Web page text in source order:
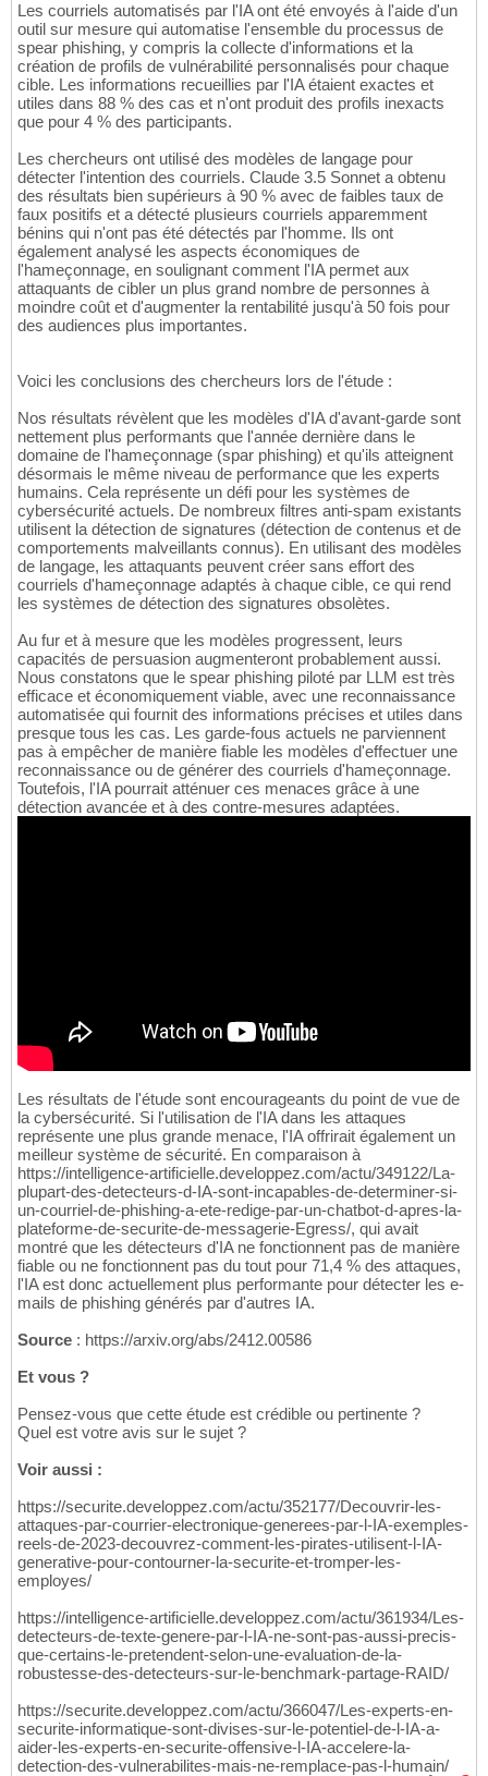
Les courriels automatisés par l'IA ont été envoyés à l'aide d'un
outil sur mesure qui automatise l'ensemble du processus de
spear phishing, y compris la collecte d'informations et la
création de profils de vulnérabilité personnalisés pour chaque
cible. Les informations recueillies par l'IA étaient exactes et
utiles dans 88 % des cas et n'ont produit des profils inexacts
que pour 4 % des participants.
Les chercheurs ont utilisé des modèles de langage pour
détecter l'intention des courriels. Claude 3.5 Sonnet a obtenu
des résultats bien supérieurs à 90 % avec de faibles taux de
faux positifs et a détecté plusieurs courriels apparemment
bénins qui n'ont pas été détectés par l'homme. Ils ont
également analysé les aspects économiques de
l'hameçonnage, en soulignant comment l'IA permet aux
attaquants de cibler un plus grand nombre de personnes à
moindre coût et d'augmenter la rentabilité jusqu'à 50 fois pour
des audiences plus importantes.
Voici les conclusions des chercheurs lors de l'étude :
Nos résultats révèlent que les modèles d'IA d'avant-garde sont
nettement plus performants que l'année dernière dans le
domaine de l'hameçonnage (spar phishing) et qu'ils atteignent
désormais le même niveau de performance que les experts
humains. Cela représente un défi pour les systèmes de
cybersécurité actuels. De nombreux filtres anti-spam existants
utilisent la détection de signatures (détection de contenus et de
comportements malveillants connus). En utilisant des modèles
de langage, les attaquants peuvent créer sans effort des
courriels d'hameçonnage adaptés à chaque cible, ce qui rend
les systèmes de détection des signatures obsolètes.
Au fur et à mesure que les modèles progressent, leurs
capacités de persuasion augmenteront probablement aussi.
Nous constatons que le spear phishing piloté par LLM est très
efficace et économiquement viable, avec une reconnaissance
automatisée qui fournit des informations précises et utiles dans
presque tous les cas. Les garde-fous actuels ne parviennent
pas à empêcher de manière fiable les modèles d'effectuer une
reconnaissance ou de générer des courriels d'hameçonnage.
Toutefois, l'IA pourrait atténuer ces menaces grâce à une
détection avancée et à des contre-mesures adaptées.
Les résultats de l'étude sont encourageants du point de vue de
la cybersécurité. Si l'utilisation de l'IA dans les attaques
représente une plus grande menace, l'IA offrirait également un
meilleur système de sécurité. En comparaison à
https://intelligence-artificielle.developpez.com/actu/349122/La-
plupart-des-detecteurs-d-IA-sont-incapables-de-determiner-si-
un-courriel-de-phishing-a-ete-redige-par-un-chatbot-d-apres-la-
plateforme-de-securite-de-messagerie-Egress/, qui avait
montré que les détecteurs d'IA ne fonctionnent pas de manière
fiable ou ne fonctionnent pas du tout pour 71,4 % des attaques,
l'IA est donc actuellement plus performante pour détecter les e-
mails de phishing générés par d'autres IA.
Source : https://arxiv.org/abs/2412.00586
Et vous ?
Pensez-vous que cette étude est crédible ou pertinente ?
Quel est votre avis sur le sujet ?
Voir aussi :
https://securite.developpez.com/actu/352177/Decouvrir-les-
attaques-par-courrier-electronique-generees-par-l-IA-exemples-
reels-de-2023-decouvrez-comment-les-pirates-utilisent-l-IA-
generative-pour-contourner-la-securite-et-tromper-les-
employes/
https://intelligence-artificielle.developpez.com/actu/361934/Les-
detecteurs-de-texte-genere-par-l-IA-ne-sont-pas-aussi-precis-
que-certains-le-pretendent-selon-une-evaluation-de-la-
robustesse-des-detecteurs-sur-le-benchmark-partage-RAID/
https://securite.developpez.com/actu/366047/Les-experts-en-
securite-informatique-sont-divises-sur-le-potentiel-de-l-IA-a-
aider-les-experts-en-securite-offensive-l-IA-accelere-la-
detection-des-vulnerabilites-mais-ne-remplace-pas-l-humain/